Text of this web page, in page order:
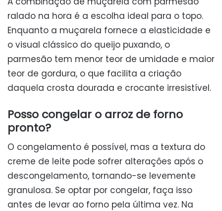
ralado na hora é a escolha ideal para o topo.
Enquanto a muçarela fornece a elasticidade e
o visual clássico do queijo puxando, o
parmesão tem menor teor de umidade e maior
teor de gordura, o que facilita a criação
daquela crosta dourada e crocante irresistível.
Posso congelar o arroz de forno
pronto?
O congelamento é possível, mas a textura do
creme de leite pode sofrer alterações após o
descongelamento, tornando-se levemente
granulosa. Se optar por congelar, faça isso
antes de levar ao forno pela última vez. Na